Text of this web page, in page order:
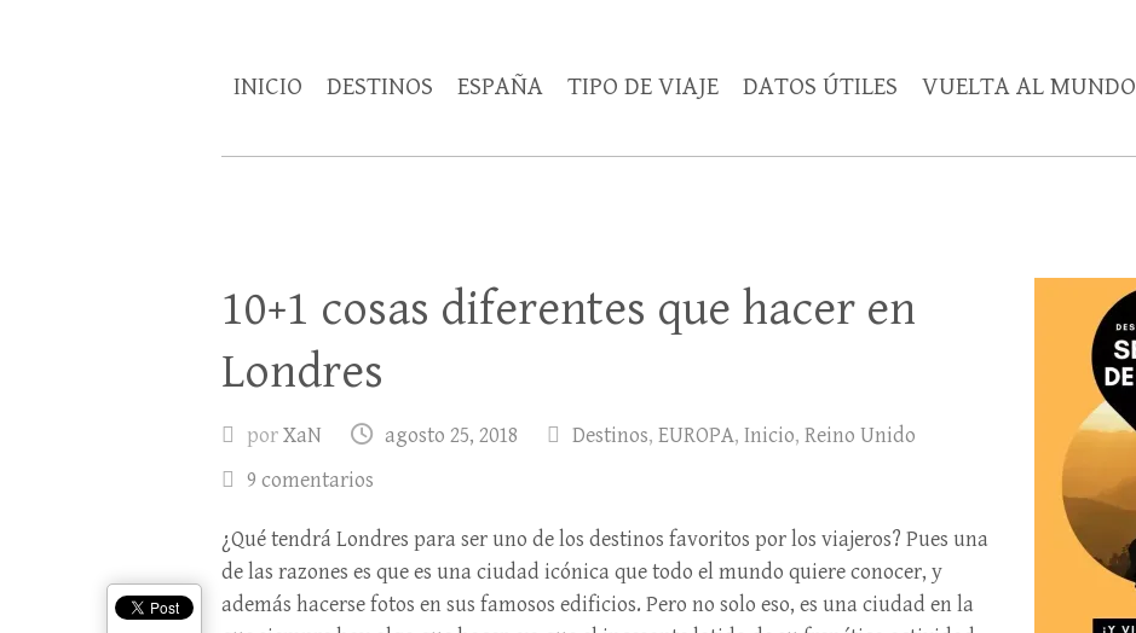
INICIO DESTINOS ESPAÑA TIPO DE VIAJE DATOS ÚTILES VUELTA AL MUNDO
10+1 cosas diferentes que hacer en
Londres
porXaN agosto 25, 2018 Destinos, EUROPA, Inicio, Reino Unido
9 comentarios
¿Qué tendrá Londres para ser uno de los destinos favoritos por los viajeros? Pues una
de las razones es que es una ciudad icónica que todo el mundo quiere conocer, y
además hacerse fotos en sus famosos edificios. Pero no solo eso, es una ciudad en la